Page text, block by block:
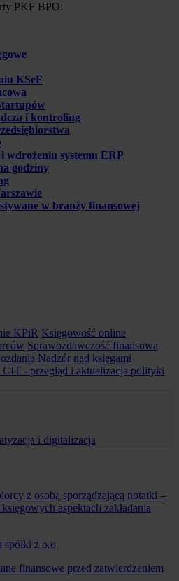
PKF BPO:
KSeF
i kontroling
wdrożeniu systemu ERP
godziny
w branży finansowej
KPiR Księgowość online
Sprawozdawczość finansowa
Nadzór nad księgami
CIT - przegląd i aktualizacja polityki
i digitalizacja
spółki z o.o.